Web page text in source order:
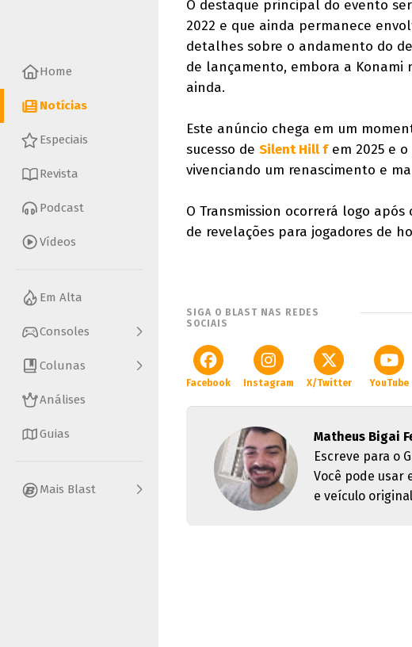
Home
Notícias
Especiais
Revista
Podcast
Vídeos
Em Alta
Consoles
Colunas
Análises
Guias
Mais Blast
O destaque principal do evento
2022 e que ainda permanece
detalhes sobre o andamento do
de lançamento, embora a Konami
ainda.
Este anúncio chega em um
sucesso de Silent Hill fem 2025 e o
vivenciando um renascimento e
O Transmission ocorrerá logo após
de revelações para jogadores de
SIGA O BLAST NAS REDES
SOCIAIS
Facebook Instagram X/Twitter YouTube
Matheus Bigai
Escreve para o
Você pode usar
e veículo